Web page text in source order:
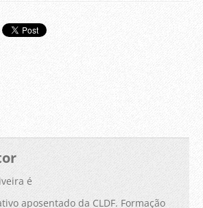
é
aposentado da CLDF. Formação